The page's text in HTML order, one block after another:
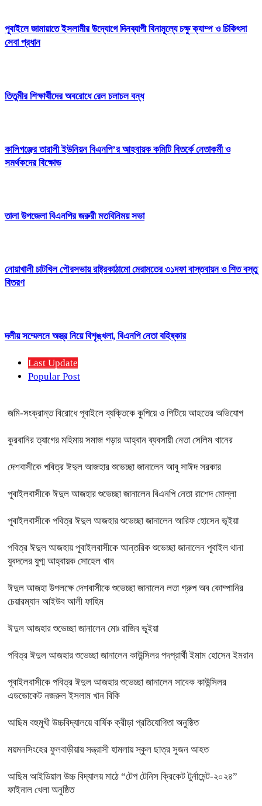
পূবাইলে জামায়াতে ইসলামীর উদ্যোগে দিনব্যাপী বিনামূল্যে চক্ষু ক্যাম্প ও চিকিৎসা
সেবা প্রধান
তিতুমীর শিক্ষার্থীদের অবরোধে রেল চলাচল বন্ধ
কালিগঞ্জের তারালী ইউনিয়ন বিএনপি’র আহবায়ক কমিটি বিতর্কে নেতাকর্মী ও
সমর্থকদের বিক্ষোভ
তালা উপজেলা বিএনপির জরুরী মতবিনিময় সভা
নোয়াখালী চাটখিল পৌরসভায় রাষ্ট্রকাঠামো মেরামতের ৩১দফা বাস্তবায়ন ও শিত বস্তু
বিতরণ
দলীয় সম্মেলনে অস্ত্র নিয়ে বিশৃঙ্খলা, বিএনপি নেতা বহিষ্কার
Last Update
Popular Post
জমি-সংক্রান্ত বিরোধে পূবাইলে ব্যক্তিকে কুপিয়ে ও পিটিয়ে আহতের অভিযোগ
কুরবানির ত্যাগের মহিমায় সমাজ গড়ার আহ্বান ব্যবসায়ী নেতা সেলিম খানের
দেশবাসীকে পবিত্র ঈদুল আজহার শুভেচ্ছা জানালেন আবু সাঈদ সরকার
পূবাইলবাসীকে ঈদুল আজহার শুভেচ্ছা জানালেন বিএনপি নেতা রাশেদ মোল্লা
পূবাইলবাসীকে পবিত্র ঈদুল আজহার শুভেচ্ছা জানালেন আরিফ হোসেন ভূইয়া
পবিত্র ঈদুল আজহায় পূবাইলবাসীকে আন্তরিক শুভেচ্ছা জানালেন পূবাইল থানা
যুবদলের যুগ্ম আহ্বায়ক সোহেল খান
ঈদুল আজহা উপলক্ষে দেশবাসীকে শুভেচ্ছা জানালেন লতা গ্রুপ অব কোম্পানির
চেয়ারম্যান আইউব আলী ফাহিম
ঈদুল আজহার শুভেচ্ছা জানালেন মোঃ রাজিব ভূইয়া
পবিত্র ঈদুল আজহার শুভেচ্ছা জানালেন কাউন্সিলর পদপ্রার্থী ইমাম হোসেন ইমরান
পূবাইলবাসীকে পবিত্র ঈদুল আজহার শুভেচ্ছা জানালেন সাবেক কাউন্সিলর
এডভোকেট নজরুল ইসলাম খান বিকি
আছিম বহুমুখী উচ্চবিদ্যালয়ে বার্ষিক ক্রীড়া প্রতিযোগিতা অনুষ্ঠিত
ময়মনসিংহের ফুলবাড়ীয়ায় সন্ত্রাসী হামলায় স্কুল ছাত্র সুজন আহত
আছিম আইডিয়াল উচ্চ বিদ্যালয় মাঠে “টেপ টেনিস ক্রিকেট টুর্নামেন্ট-২০২৪”
ফাইনাল খেলা অনুষ্ঠিত